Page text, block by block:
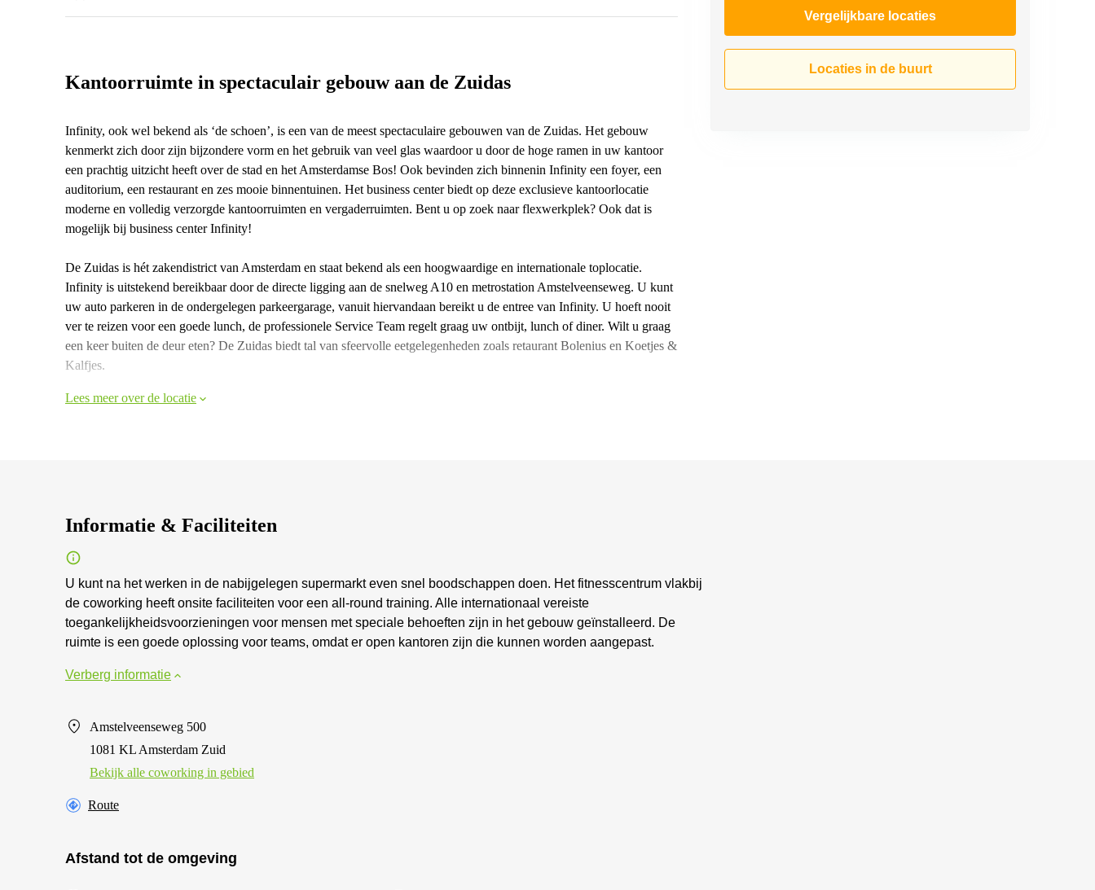
Vergelijkbare locaties
Locaties in de buurt
Kantoorruimte in spectaculair gebouw aan de Zuidas
Infinity, ook wel bekend als ‘de schoen’, is een van de meest spectaculaire gebouwen van de Zuidas. Het gebouw
kenmerkt zich door zijn bijzondere vorm en het gebruik van veel glas waardoor u door de hoge ramen in uw kantoor
een prachtig uitzicht heeft over de stad en het Amsterdamse Bos! Ook bevinden zich binnenin Infinity een foyer, een
auditorium, een restaurant en zes mooie binnentuinen. Het business center biedt op deze exclusieve kantoorlocatie
moderne en volledig verzorgde kantoorruimten en vergaderruimten. Bent u op zoek naar flexwerkplek? Ook dat is
mogelijk bij business center Infinity!
De Zuidas is hét zakendistrict van Amsterdam en staat bekend als een hoogwaardige en internationale toplocatie.
Infinity is uitstekend bereikbaar door de directe ligging aan de snelweg A10 en metrostation Amstelveenseweg. U kunt
uw auto parkeren in de ondergelegen parkeergarage, vanuit hiervandaan bereikt u de entree van Infinity. U hoeft nooit
ver te reizen voor een goede lunch, de professionele Service Team regelt graag uw ontbijt, lunch of diner. Wilt u graag
een keer buiten de deur eten? De Zuidas biedt tal van sfeervolle eetgelegenheden zoals retaurant Bolenius en Koetjes &
Kalfjes.
Lees meer over de locatie
Informatie & Faciliteiten
U kunt na het werken in de nabijgelegen supermarkt even snel boodschappen doen. Het fitnesscentrum vlakbij
de coworking heeft onsite faciliteiten voor een all-round training. Alle internationaal vereiste
toegankelijkheidsvoorzieningen voor mensen met speciale behoeften zijn in het gebouw geïnstalleerd. De
ruimte is een goede oplossing voor teams, omdat er open kantoren zijn die kunnen worden aangepast.
Verberg informatie
Amstelveenseweg 500
1081 KL Amsterdam Zuid
Bekijk alle сoworking in gebied
Route
Afstand tot de omgeving